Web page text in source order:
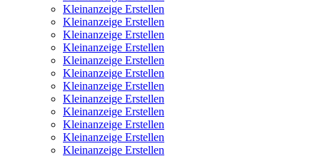
Kleinanzeige Erstellen
Kleinanzeige Erstellen
Kleinanzeige Erstellen
Kleinanzeige Erstellen
Kleinanzeige Erstellen
Kleinanzeige Erstellen
Kleinanzeige Erstellen
Kleinanzeige Erstellen
Kleinanzeige Erstellen
Kleinanzeige Erstellen
Kleinanzeige Erstellen
Kleinanzeige Erstellen